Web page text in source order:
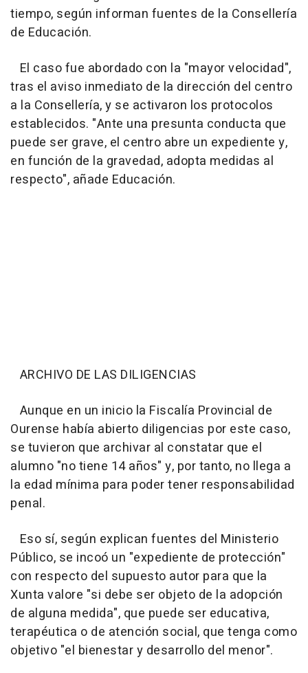
tiempo, según informan fuentes de la Consellería
de Educación.
El caso fue abordado con la "mayor velocidad",
tras el aviso inmediato de la dirección del centro
a la Consellería, y se activaron los protocolos
establecidos. "Ante una presunta conducta que
puede ser grave, el centro abre un expediente y,
en función de la gravedad, adopta medidas al
respecto", añade Educación.
ARCHIVO DE LAS DILIGENCIAS
Aunque en un inicio la Fiscalía Provincial de
Ourense había abierto diligencias por este caso,
se tuvieron que archivar al constatar que el
alumno "no tiene 14 años" y, por tanto, no llega a
la edad mínima para poder tener responsabilidad
penal.
Eso sí, según explican fuentes del Ministerio
Público, se incoó un "expediente de protección"
con respecto del supuesto autor para que la
Xunta valore "si debe ser objeto de la adopción
de alguna medida", que puede ser educativa,
terapéutica o de atención social, que tenga como
objetivo "el bienestar y desarrollo del menor".